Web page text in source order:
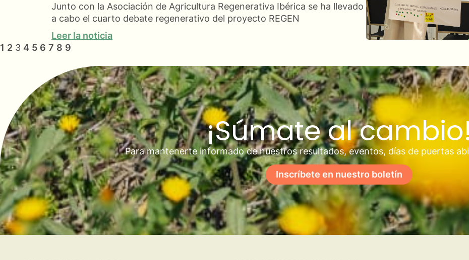
Junto con la Asociación de Agricultura Regenerativa Ibérica se ha llevado
a cabo el cuarto debate regenerativo del proyecto REGEN
Leer la noticia
1 2 3 4 5 6 7 8 9
¡Súmate al cambio!
Para mantenerte informado de nuestros resultados, eventos, días de puertas
Inscríbete en nuestro boletín